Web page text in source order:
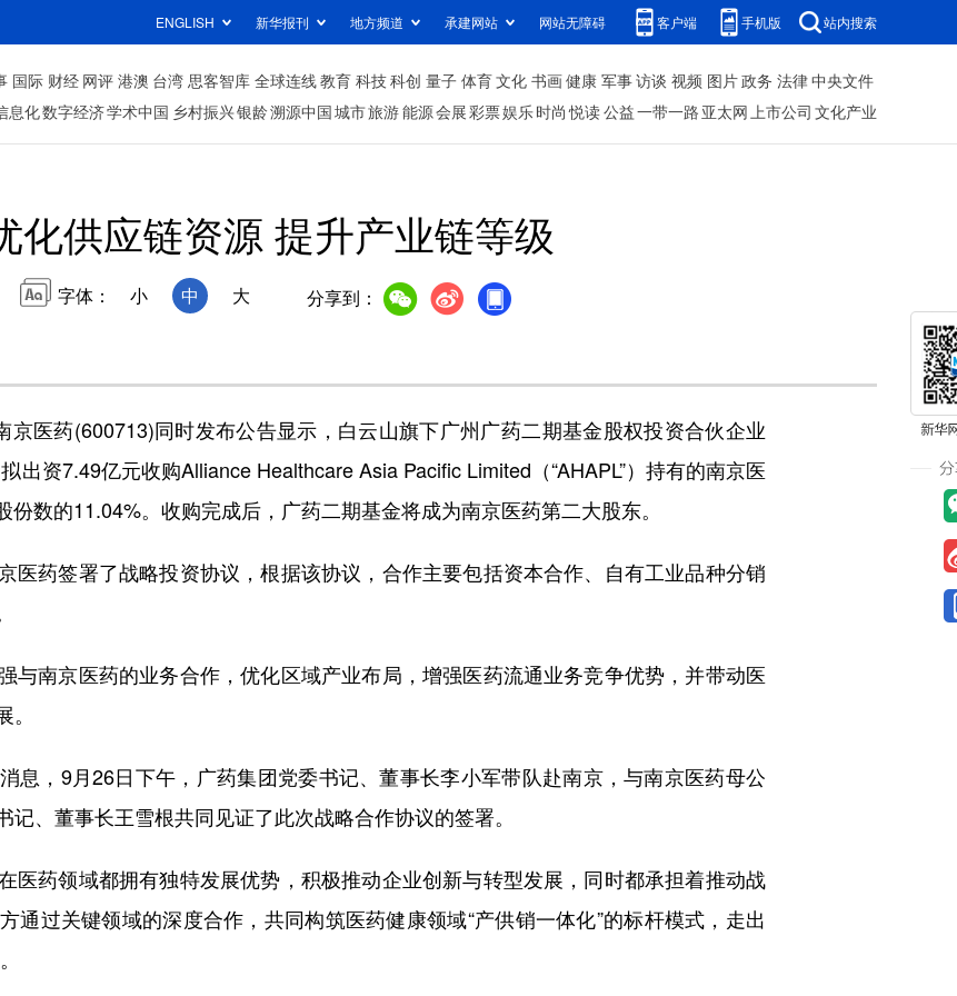
ENGLISH 新华报刊 地方频道 承建网站 网站无障碍 客户端 手机版 站内搜索
国际 财经 网评 港澳 台湾 思客智库 全球连线教育 科技科创 量子 体育文化 书画健康 军事访谈 视频 图片政务 法律中央文件
息化数字经济学术中国 乡村振兴银龄溯源中国城市旅游能源会展彩票娱乐时尚 悦读公益一带一路 亚太网上市公司 文化产业
化供应链资源 提升产业链等级
字体： 小 中 大 分享到：
京医药(600713)同时发布公告显示，白云山旗下广州广药二期基金股权投资合伙企业
出资7.49亿元收购Alliance Healthcare Asia Pacific Limited（“AHAPL”）持有的南京医
数的11.04%。收购完成后，广药二期基金将成为南京医药第二大股东。
医药签署了战略投资协议，根据该协议，合作主要包括资本合作、自有工业品种分销
与南京医药的业务合作，优化区域产业布局，增强医药流通业务竞争优势，并带动医
息，9月26日下午，广药集团党委书记、董事长李小军带队赴南京，与南京医药母公
、董事长王雪根共同见证了此次战略合作协议的签署。
医药领域都拥有独特发展优势，积极推动企业创新与转型发展，同时都承担着推动战
通过关键领域的深度合作，共同构筑医药健康领域“产供销一体化”的标杆模式，走出